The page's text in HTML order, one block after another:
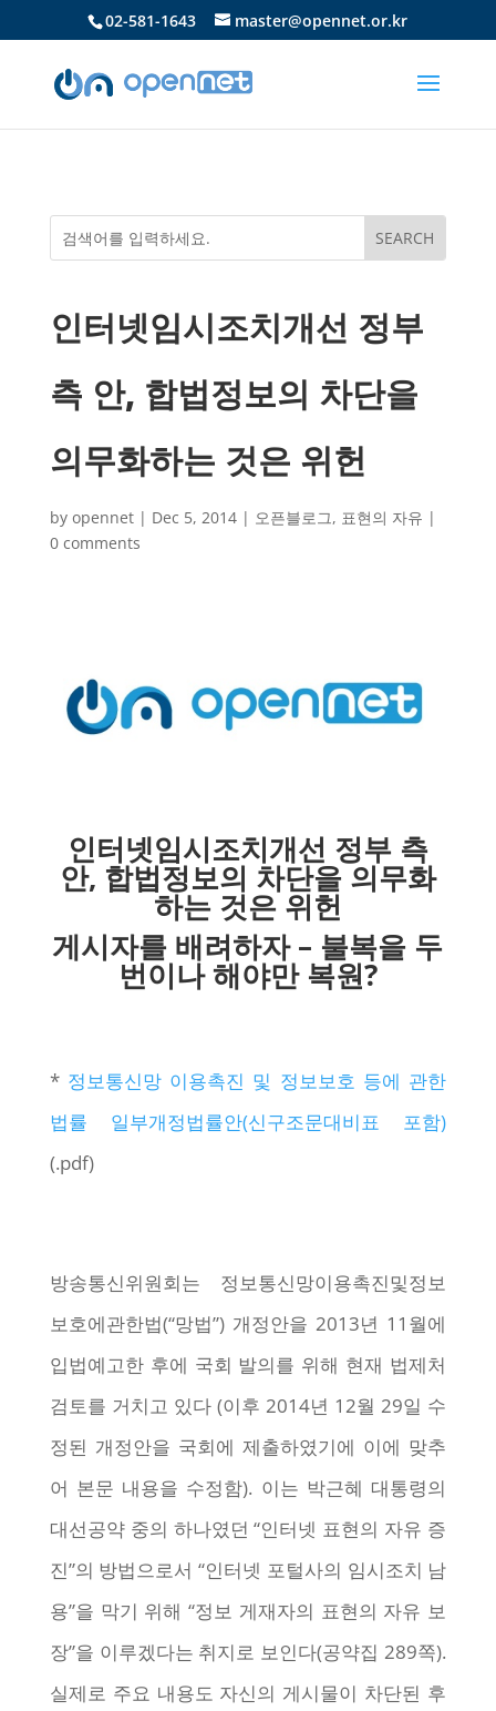
02-581-1643 master@opennet.or.kr
인터넷임시조치개선 정부
측 안, 합법정보의 차단을
의무화하는 것은 위헌
by opennet| Dec 5, 2014| 오픈블로그, 표현의 자유 |
0 comments
인터넷임시조치개선 정부 측
안, 합법정보의 차단을 의무화
하는 것은 위헌
게시자를 배려하자 – 불복을 두
번이나 해야만 복원?
* 정보통신망 이용촉진 및 정보보호 등에 관한
법률 일부개정법률안(신구조문대비표 포함)
(.pdf)
방송통신위원회는 정보통신망이용촉진및정보
보호에관한법(“망법”) 개정안을 2013년 11월에
입법예고한 후에 국회 발의를 위해 현재 법제처
검토를 거치고 있다 (이후 2014년 12월 29일 수
정된 개정안을 국회에 제출하였기에 이에 맞추
어 본문 내용을 수정함). 이는 박근혜 대통령의
대선공약 중의 하나였던 “인터넷 표현의 자유 증
진”의 방법으로서 “인터넷 포털사의 임시조치 남
용”을 막기 위해 “정보 게재자의 표현의 자유 보
장”을 이루겠다는 취지로 보인다(공약집 289쪽).
실제로 주요 내용도 자신의 게시물이 차단된 후